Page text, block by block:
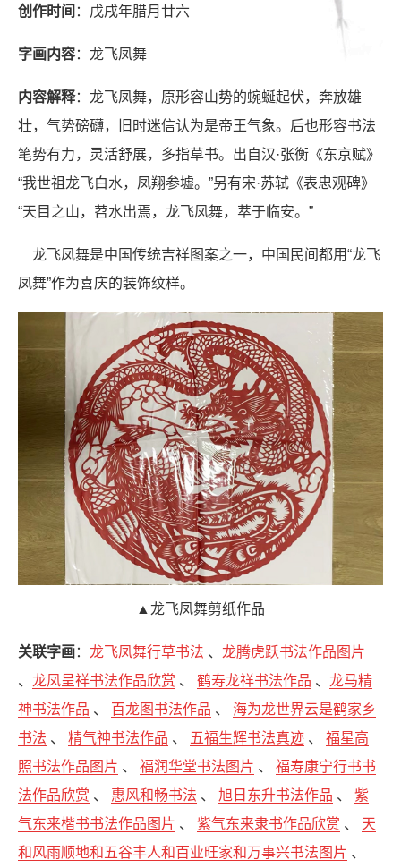
创作时间 ：戊戌年腊月廿六
字画内容：龙飞凤舞
内容解释：龙飞凤舞，原形容山势的蜿蜒起伏，奔放雄
壮，气势磅礴，旧时迷信认为是帝王气象。后也形容书法
笔势有力，灵活舒展，多指草书。出自汉·张衡《东京赋》
“我世祖龙飞白水，凤翔参墟。”另有宋·苏轼《表忠观碑》
“天目之山，苕水出焉，龙飞凤舞，萃于临安。”
龙飞凤舞是中国传统吉祥图案之一，中国民间都用“龙飞
凤舞”作为喜庆的装饰纹样。
▲龙飞凤舞剪纸作品
关联字画：龙飞凤舞行草书法 、龙腾虎跃书法作品图片
、龙凤呈祥书法作品欣赏 、鹤寿龙祥书法作品 、龙马精
神书法作品 、 百龙图书法作品 、 海为龙世界云是鹤家乡
书法 、精气神书法作品 、 五福生辉书法真迹 、福星高
照书法作品图片 、福润华堂书法图片 、福寿康宁行书书
法作品欣赏 、 惠风和畅书法 、旭日东升书法作品 、紫
气东来楷书书法作品图片 、紫气东来隶书作品欣赏 、 天
和风雨顺地和五谷丰人和百业旺家和万事兴书法图片 、